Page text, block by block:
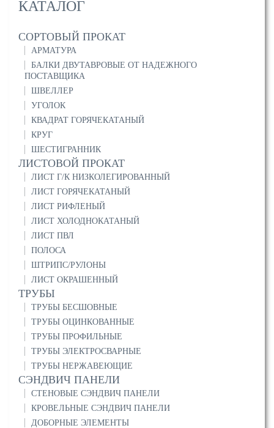
КАТАЛОГ
СОРТОВЫЙ ПРОКАТ
АРМАТУРА
БАЛКИ ДВУТАВРОВЫЕ ОТ НАДЕЖНОГО
ПОСТАВЩИКА
ШВЕЛЛЕР
УГОЛОК
КВАДРАТ ГОРЯЧЕКАТАНЫЙ
КРУГ
ШЕСТИГРАННИК
ЛИСТОВОЙ ПРОКАТ
ЛИСТ Г/К НИЗКОЛЕГИРОВАННЫЙ
ЛИСТ ГОРЯЧЕКАТАНЫЙ
ЛИСТ РИФЛЕНЫЙ
ЛИСТ ХОЛОДНОКАТАНЫЙ
ЛИСТ ПВЛ
ПОЛОСА
ШТРИПС/РУЛОНЫ
ЛИСТ ОКРАШЕННЫЙ
ТРУБЫ
ТРУБЫ БЕСШОВНЫЕ
ТРУБЫ ОЦИНКОВАННЫЕ
ТРУБЫ ПРОФИЛЬНЫЕ
ТРУБЫ ЭЛЕКТРОСВАРНЫЕ
ТРУБЫ НЕРЖАВЕЮЩИЕ
СЭНДВИЧ ПАНЕЛИ
СТЕНОВЫЕ СЭНДВИЧ ПАНЕЛИ
КРОВЕЛЬНЫЕ СЭНДВИЧ ПАНЕЛИ
ДОБОРНЫЕ ЭЛЕМЕНТЫ